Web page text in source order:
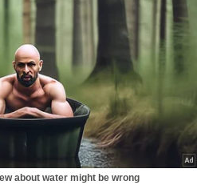
about water might be wrong